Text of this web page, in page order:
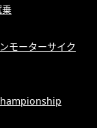
モーターサイク